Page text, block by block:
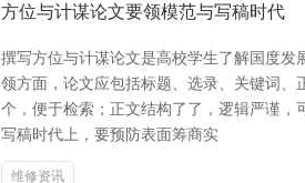
方位与计谋论文要领模范与写稿时代
撰写方位与计谋论文是高校学生了解国度
领方面，论文应包括标题、选录、关键词
个，便于检索；正文结构了了，逻辑严谨，
写稿时代上，要预防表面筹商实
维修资讯